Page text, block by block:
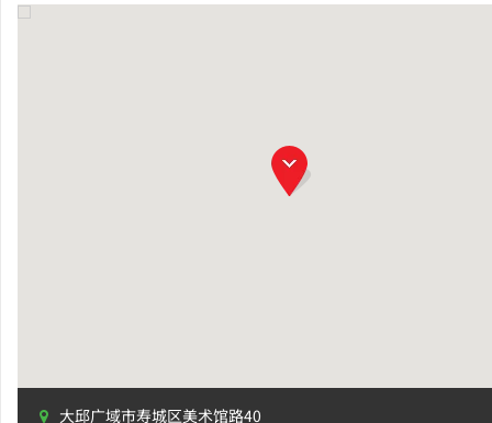
大邱广域市寿城区美术馆路40